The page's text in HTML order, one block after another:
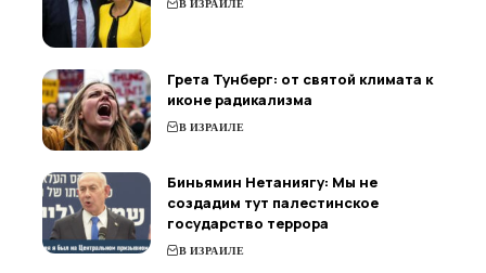
В ИЗРАИЛЕ
Грета Тунберг: от святой климата к
иконе радикализма
В ИЗРАИЛЕ
Биньямин Нетаниягу: Мы не
создадим тут палестинское
государство террора
В ИЗРАИЛЕ